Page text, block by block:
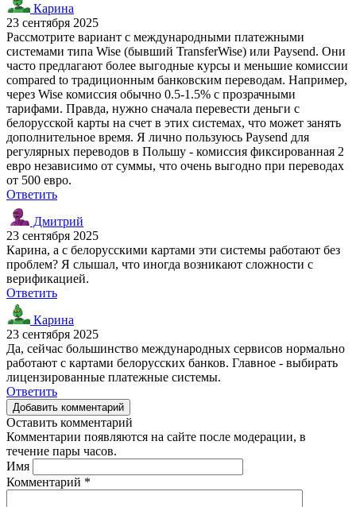
Карина
23 сентября 2025
Рассмотрите вариант с международными платежными
системами типа Wise (бывший TransferWise) или Paysend. Они
часто предлагают более выгодные курсы и меньшие комиссии
compared to традиционным банковским переводам. Например,
через Wise комиссия обычно 0.5-1.5% с прозрачными
тарифами. Правда, нужно сначала перевести деньги с
белорусской карты на счет в этих системах, что может занять
дополнительное время. Я лично пользуюсь Paysend для
регулярных переводов в Польшу - комиссия фиксированная 2
евро независимо от суммы, что очень выгодно при переводах
от 500 евро.
Ответить
Дмитрий
23 сентября 2025
Карина, а с белорусскими картами эти системы работают без
проблем? Я слышал, что иногда возникают сложности с
верификацией.
Ответить
Карина
23 сентября 2025
Да, сейчас большинство международных сервисов нормально
работают с картами белорусских банков. Главное - выбирать
лицензированные платежные системы.
Ответить
Добавить комментарий
Оставить комментарий
Комментарии появляются на сайте после модерации, в
течение пары часов.
Имя
Комментарий *